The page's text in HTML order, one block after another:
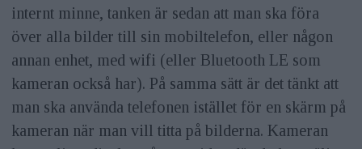
internt minne, tanken är sedan att man ska föra
över alla bilder till sin mobiltelefon, eller någon
annan enhet, med wifi (eller Bluetooth LE som
kameran också har). På samma sätt är det tänkt att
man ska använda telefonen istället för en skärm på
kameran när man vill titta på bilderna. Kameran